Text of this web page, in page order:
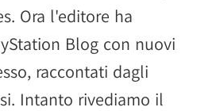
Ora l'editore ha
Blog con nuovi
raccontati dagli
Intanto rivediamo il